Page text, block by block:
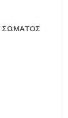
ΣΩΜΑΤΟΣ